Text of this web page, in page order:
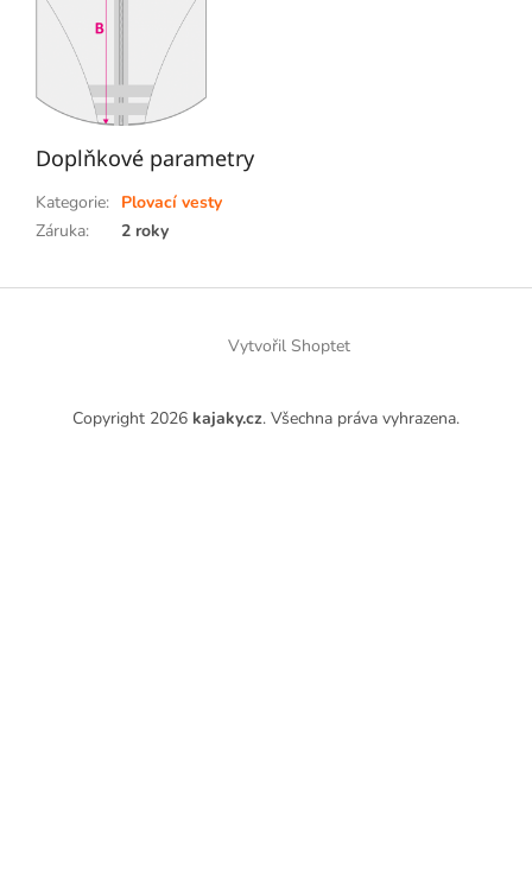
Doplňkové parametry
Kategorie: Plovací vesty
Záruka: 2 roky
Z
Vytvořil Shoptet
Copyright 2026 kajaky.cz. Všechna práva vyhrazena.